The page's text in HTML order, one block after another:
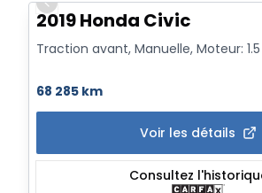
Previous slide
2019 Honda Civic
Traction avant, Manuelle, Moteur:
68 285 km
Voir les détails
Consultez